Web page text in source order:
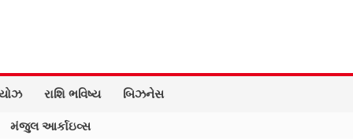
રાશિ ભવિષ્ય બિઝનેસ
મંજુલ આર્કાઇવ્સ